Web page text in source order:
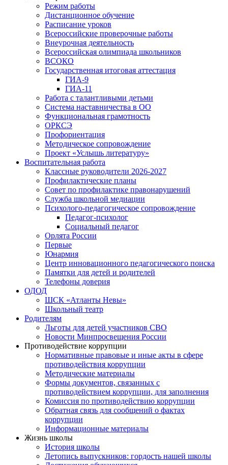
Режим работы
Дистанционное обучение
Расписание уроков
Всероссийские проверочные работы
Внеурочная деятельность
Всероссийская олимпиада школьников
ВСОКО
Государственная итоговая аттестация
ГИА-9
ГИА-11
Работа с талантливыми детьми
Система наставничества в ОО
Функциональная грамотность
ОРКСЭ
Профориентация
Методическое сопровождение
Проект «Услышь литературу»
Воспитательная работа
Классные руководители 2026-2027
Профилактические планы
Совет по профилактике правонарушений
Служба школьной медиации
Психолого-педагогическое сопровождение
Педагог-психолог
Социальный педагог
Орлята России
Первые
Юнармия
Центр инновационного педагогического поиска
Памятки для детей и родителей
Телефоны доверия
ОДОД
ШСК «Атланты Невы»
Школьный театр
Родителям
Льготы для детей участников СВО
Новости Минпросвещения России
Противодействие коррупции
Нормативные правовые и иные акты в сфере
противодействия коррупции
Методические материалы
Формы документов, связанных с
противодействием коррупции, для заполнения
Комиссия по противодействию коррупции
Обратная связь для сообщений о фактах
коррупции
Информационные материалы
Жизнь школы
История школы
Летопись выпускников: гордость нашей школы